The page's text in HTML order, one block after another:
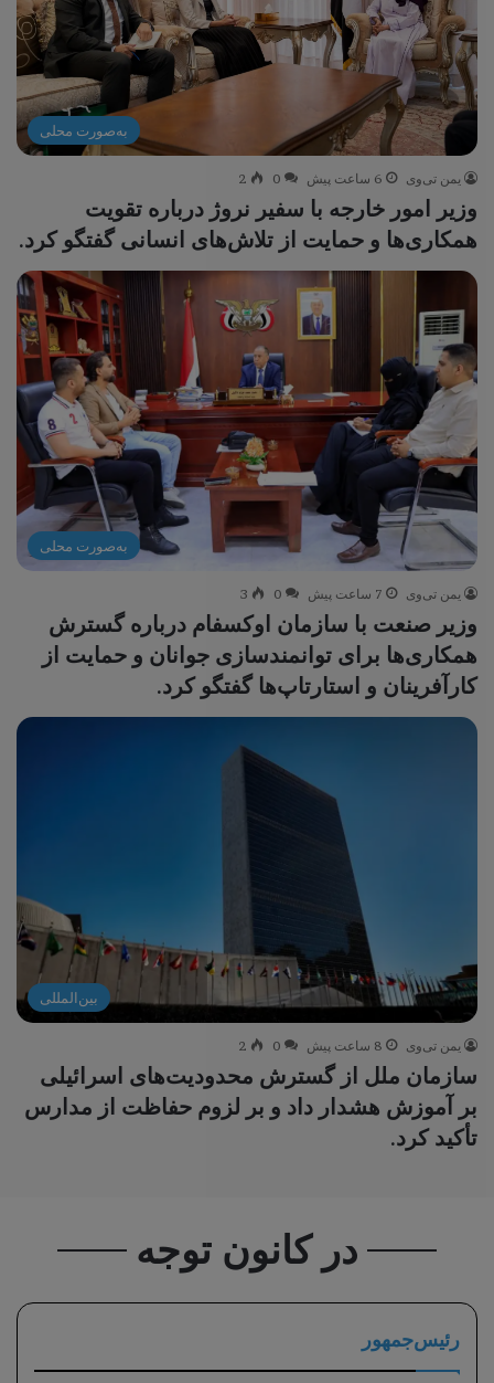
به‌صورت محلی
یمن تی‌وی 6 ساعت پیش 0
2
وزیر امور خارجه با سفیر نروژ درباره تقویت
همکاری‌ها و حمایت از تلاش‌های انسانی گفتگو کرد.
به‌صورت محلی
یمن تی‌وی 7 ساعت پیش 0
3
وزیر صنعت با سازمان اوکسفام درباره گسترش
همکاری‌ها برای توانمندسازی جوانان و حمایت از
کارآفرینان و استارتاپ‌ها گفتگو کرد.
بین‌المللی
یمن تی‌وی 8 ساعت پیش 0
2
سازمان ملل از گسترش محدودیت‌های اسرائیلی
بر آموزش هشدار داد و بر لزوم حفاظت از مدارس
تأکید کرد.
در کانون توجه
رئیس‌جمهور